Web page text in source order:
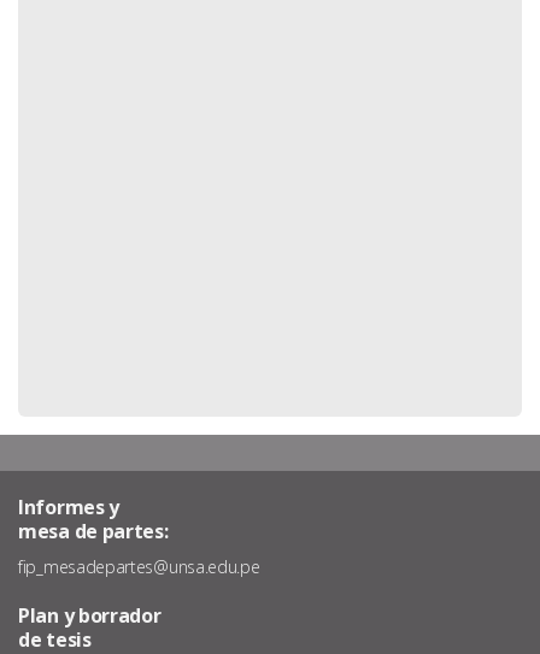
Informes y
mesa de partes:
fip_mesadepartes@unsa.edu.pe
Plan y borrador
de tesis